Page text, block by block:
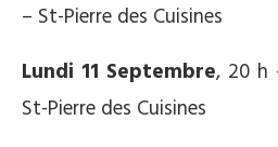
– St-Pierre des Cuisines
Lundi 11 Septembre, 20 h
St-Pierre des Cuisines